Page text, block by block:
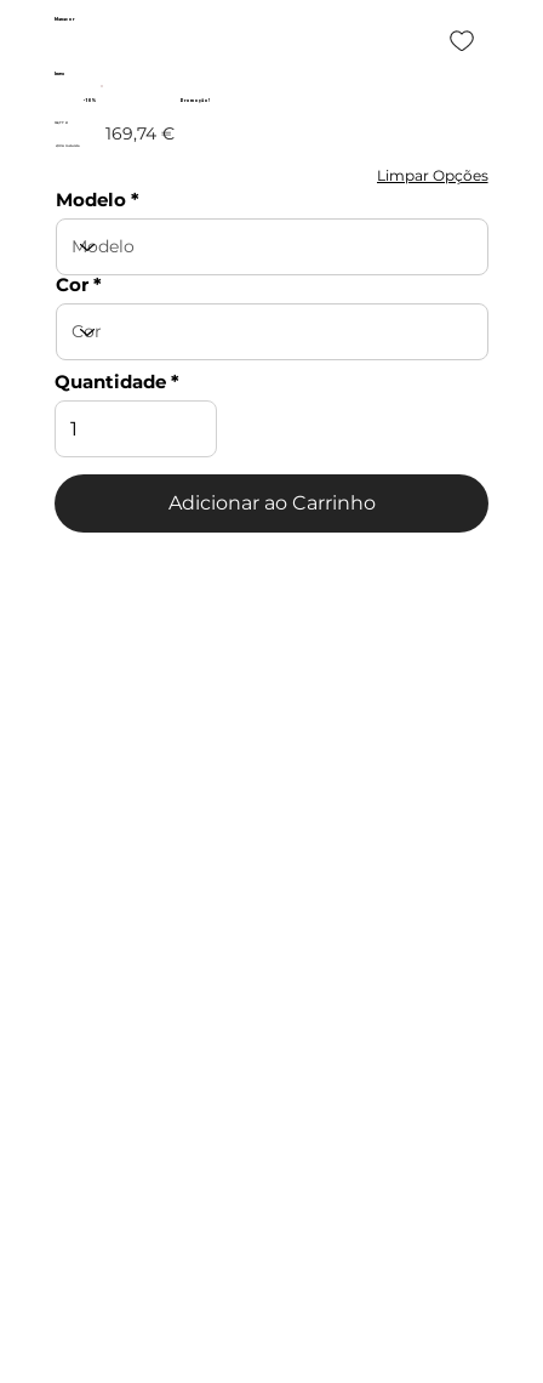
Manacor
Imex
Promoção!
- 10%
152,77 € 169,74 €
Limpar Opções
Modelo
Cor
Quantidade
Adicionar ao Carrinho